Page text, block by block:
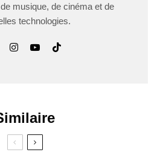
musique, de cinéma et de
technologies.